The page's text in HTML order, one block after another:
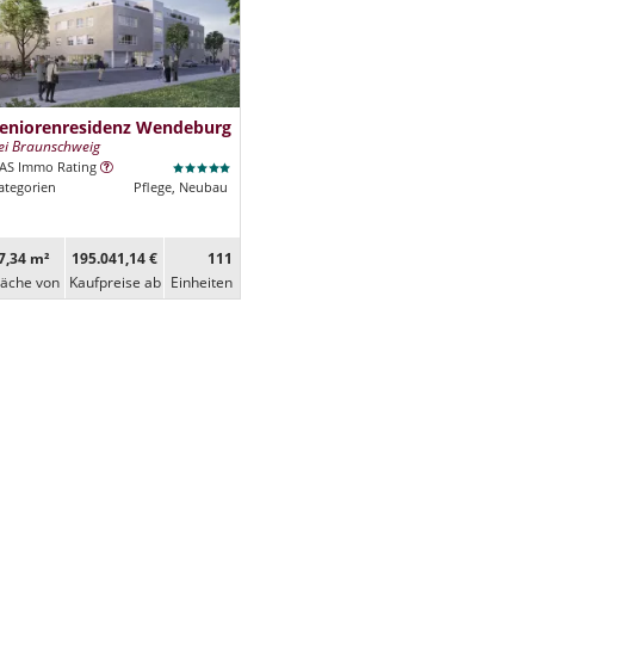
Wendeburg
Braunschweig
Immo Rating
Pflege, Neubau
m²
von
195.041,14 €
Kaufpreise ab
111
Ein­heiten